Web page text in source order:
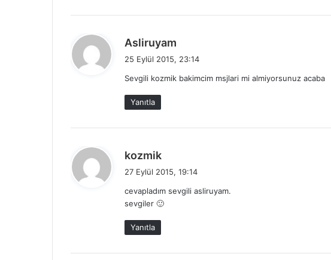
Asliruyam
25 Eylül 2015, 23:14
Sevgili kozmik bakimcim msjlari mi almiyorsunuz acaba
Yanıtla
kozmik
i
k
27 Eylül 2015, 19:14
cevapladım sevgili asliruyam.
sevgiler 🙂
Yanıtla